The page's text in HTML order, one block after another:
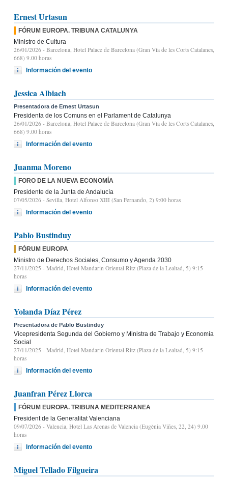
Ernest Urtasun
FÓRUM EUROPA. TRIBUNA CATALUNYA
Ministro de Cultura
26/01/2026 - Barcelona, Hotel Palace de Barcelona (Gran Vía de les Corts Catalanes,
668) 9.00 horas
Información del evento
Jessica Albiach
Presentadora de Ernest Urtasun
Presidenta de los Comuns en el Parlament de Catalunya
26/01/2026 - Barcelona, Hotel Palace de Barcelona (Gran Vía de les Corts Catalanes,
668) 9.00 horas
Información del evento
Juanma Moreno
FORO DE LA NUEVA ECONOMÍA
Presidente de la Junta de Andalucía
07/05/2026 - Sevilla, Hotel Alfonso XIII (San Fernando, 2) 9:00 horas
Información del evento
Pablo Bustinduy
FÓRUM EUROPA
Ministro de Derechos Sociales, Consumo y Agenda 2030
27/11/2025 - Madrid, Hotel Mandarin Oriental Ritz (Plaza de la Lealtad, 5) 9:15
horas
Información del evento
Yolanda Díaz Pérez
Presentadora de Pablo Bustinduy
Vicepresidenta Segunda del Gobierno y Ministra de Trabajo y Economía
Social
27/11/2025 - Madrid, Hotel Mandarin Oriental Ritz (Plaza de la Lealtad, 5) 9:15
horas
Información del evento
Juanfran Pérez Llorca
FÓRUM EUROPA. TRIBUNA MEDITERRANEA
President de la Generalitat Valenciana
09/07/2026 - Valencia, Hotel Las Arenas de Valencia (Eugènia Viñes, 22, 24) 9.00
horas
Información del evento
Miguel Tellado Filgueira